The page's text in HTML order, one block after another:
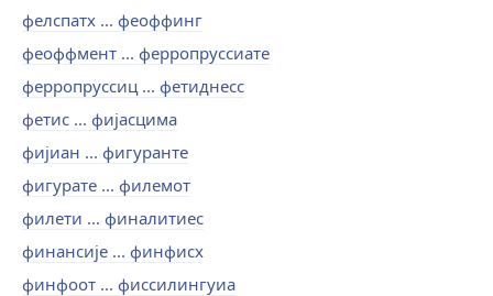
фелспатх ... феоффинг
феоффмент ... ферропруссиате
ферропруссиц ... фетиднесс
фетис ... фијасцима
фијиан ... фигуранте
фигурате ... филемот
филети ... финалитиес
финансије ... финфисх
финфоот ... фиссилингуиа